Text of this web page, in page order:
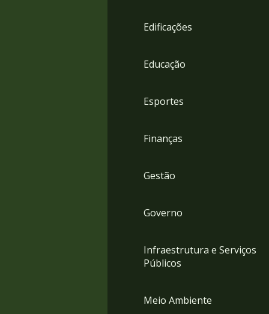
Edificações
Educação
Esportes
Finanças
Gestão
Governo
Infraestrutura e Serviços
Públicos
Meio Ambiente